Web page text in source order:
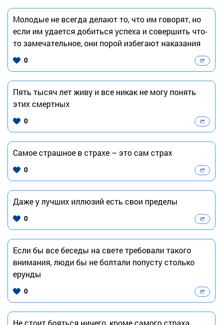
Молодые не всегда делают то, что им говорят, но
если им удается добиться успеха и совершить что-
то замечательное, они порой избегают наказания
0
Пять тысяч лет живу и все никак не могу понять
этих смертных
0
Самое страшное в страхе – это сам страх
0
Даже у лучших иллюзий есть свои пределы
0
Если бы все беседы на свете требовали такого
внимания, люди бы не болтали попусту столько
ерунды
0
Не стоит бояться ничего, кроме самого страха